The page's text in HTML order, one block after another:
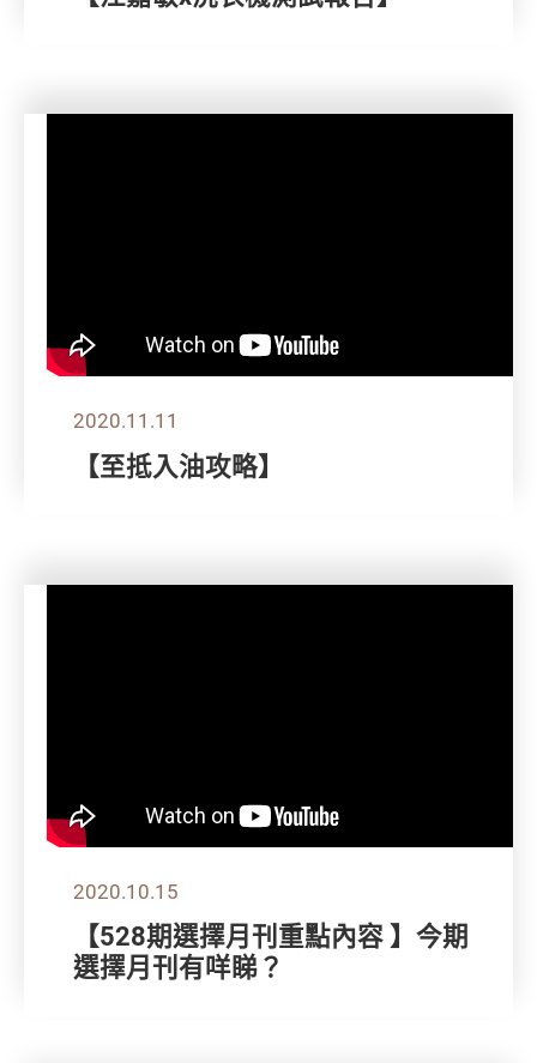
2020.11.11
【至抵入油攻略】
2020.10.15
【528期選擇月刊重點內容 】今期
選擇月刊有咩睇？